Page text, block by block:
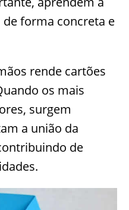
forma concreta e
rende cartões
os mais
surgem
a união da
de